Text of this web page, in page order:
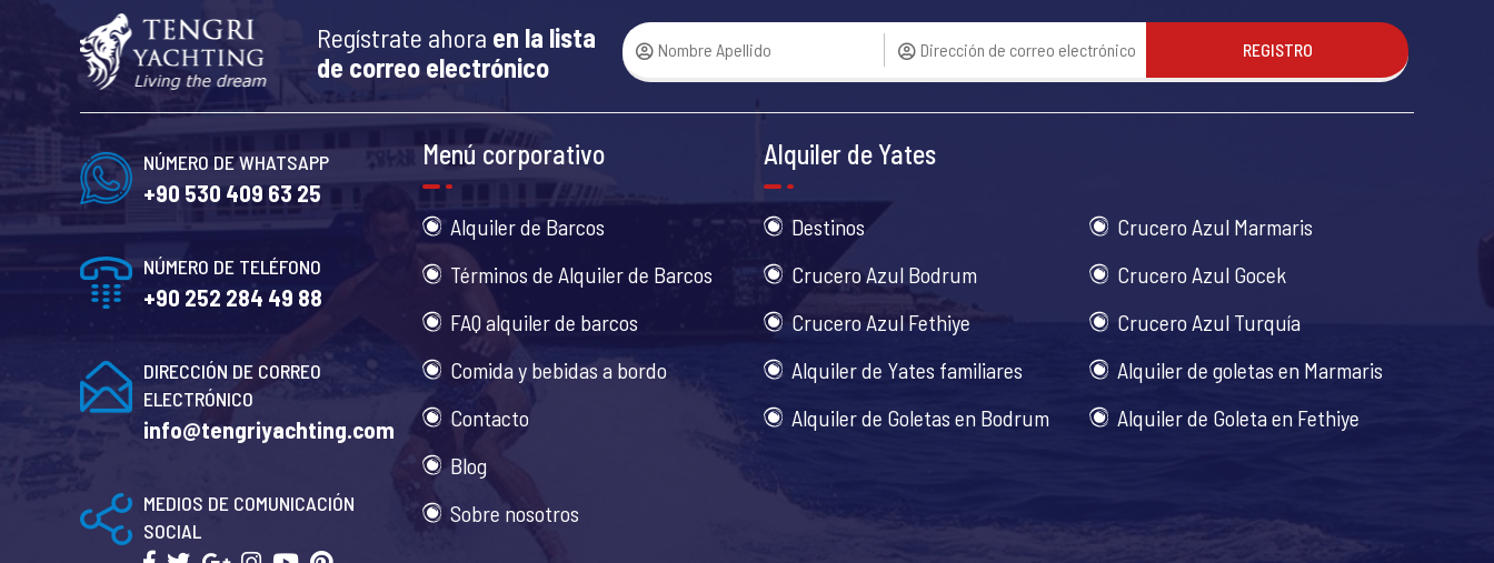
Regístrate ahora en la lista
de correo electrónico
REGISTRO
NÚMERO DE WHATSAPP
+90 530 409 63 25
NÚMERO DE TELÉFONO
+90 252 284 49 88
DIRECCIÓN DE CORREO
ELECTRÓNICO
info@tengriyachting.com
MEDIOS DE COMUNICACIÓN
SOCIAL
Menú corporativo
Alquiler de Barcos
Términos de Alquiler de Barcos
FAQ alquiler de barcos
Comida y bebidas a bordo
Contacto
Blog
Sobre nosotros
Alquiler de Yates
Destinos
Crucero Azul Marmaris
Crucero Azul Bodrum
Crucero Azul Gocek
Crucero Azul Fethiye
Crucero Azul Turquía
Alquiler de Yates familiares
Alquiler de goletas en Marmaris
Alquiler de Goletas en Bodrum
Alquiler de Goleta en Fethiye